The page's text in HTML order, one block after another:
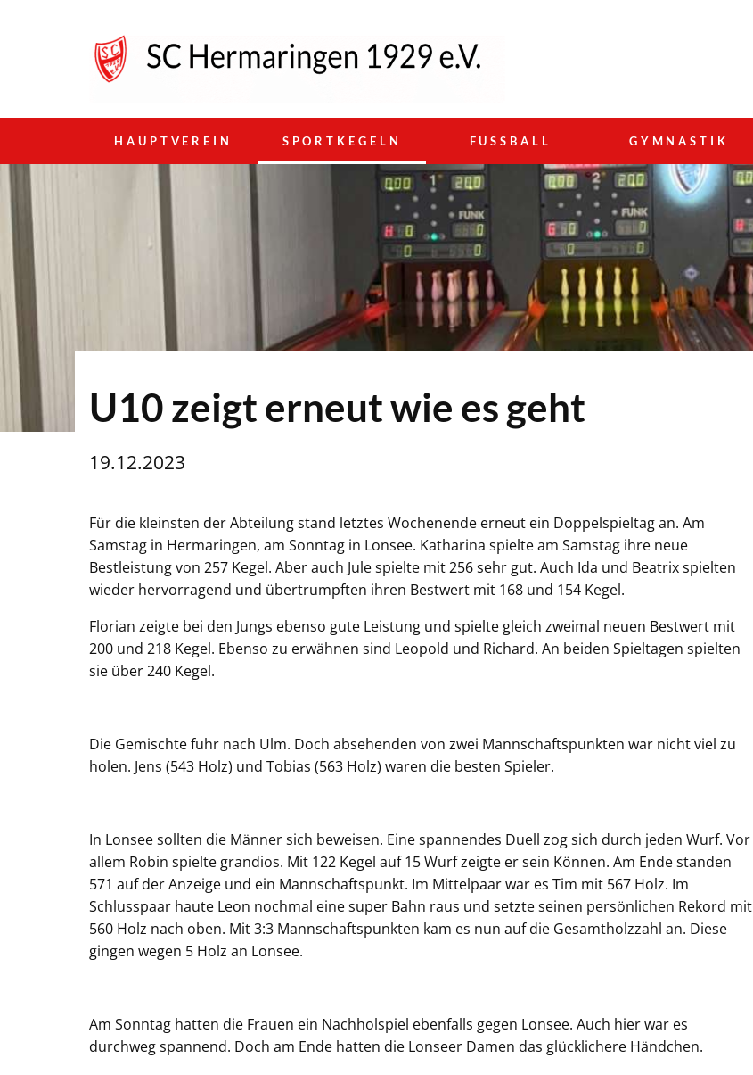
HAUPTVEREIN SPORTKEGELN FUSSBALL GYMNASTIK
U10 zeigt erneut wie es geht
19.12.2023
Für die kleinsten der Abteilung stand letztes Wochenende erneut ein Doppelspieltag an. Am
Samstag in Hermaringen, am Sonntag in Lonsee. Katharina spielte am Samstag ihre neue
Bestleistung von 257 Kegel. Aber auch Jule spielte mit 256 sehr gut. Auch Ida und Beatrix spielten
wieder hervorragend und übertrumpften ihren Bestwert mit 168 und 154 Kegel.
Florian zeigte bei den Jungs ebenso gute Leistung und spielte gleich zweimal neuen Bestwert mit
200 und 218 Kegel. Ebenso zu erwähnen sind Leopold und Richard. An beiden Spieltagen spielten
sie über 240 Kegel.
Die Gemischte fuhr nach Ulm. Doch absehenden von zwei Mannschaftspunkten war nicht viel zu
holen. Jens (543 Holz) und Tobias (563 Holz) waren die besten Spieler.
In Lonsee sollten die Männer sich beweisen. Eine spannendes Duell zog sich durch jeden Wurf. Vor
allem Robin spielte grandios. Mit 122 Kegel auf 15 Wurf zeigte er sein Können. Am Ende standen
571 auf der Anzeige und ein Mannschaftspunkt. Im Mittelpaar war es Tim mit 567 Holz. Im
Schlusspaar haute Leon nochmal eine super Bahn raus und setzte seinen persönlichen Rekord mit
560 Holz nach oben. Mit 3:3 Mannschaftspunkten kam es nun auf die Gesamtholzzahl an. Diese
gingen wegen 5 Holz an Lonsee.
Am Sonntag hatten die Frauen ein Nachholspiel ebenfalls gegen Lonsee. Auch hier war es
durchweg spannend. Doch am Ende hatten die Lonseer Damen das glücklichere Händchen.